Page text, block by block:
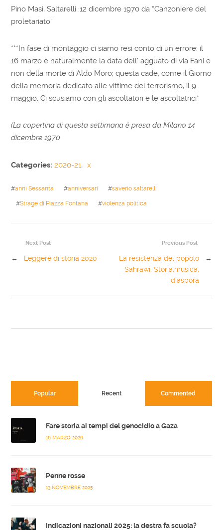
Pino Masi, Saltarelli :12 dicembre 1970 da “Canzoniere del
proletariato”
***In fase di montaggio ci siamo resi conto di un errore: il
16 marzo è naturalmente la data dell’ agguato di via Fani e
non della morte di Aldo Moro; questa cade, come il Giorno
della memoria dedicato alle vittime del terrorismo, il 9
maggio. Ci scusiamo con gli ascoltatori e le ascoltatrici*
(La copertina di questa settimana è presa da Milano 14
dicembre 1970
Categories:2020-21, x
#anni Sessanta #anniversari #saverio saltarelli
#Strage di Piazza Fontana #violenza politica
Previous Post
La resistenza del popolo
Sahrawi. Storia,musica,
diaspora
→
Next Post
← Leggere di storia 2020
Popular Recent Commented
Fare storia ai tempi del genocidio a Gaza
16 MARZO 2026
Penne rosse
13 NOVEMBRE 2025
Indicazioni nazionali 2025: la destra fa scuola?